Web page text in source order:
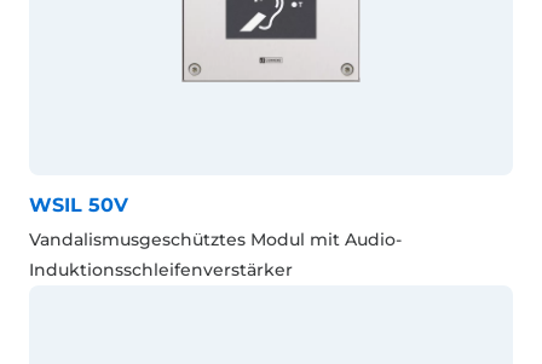
WSIL 50V
Vandalismusgeschütztes Modul mit Audio-
Induktionsschleifenverstärker